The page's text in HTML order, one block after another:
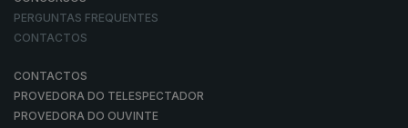
PERGUNTAS FREQUENTES
CONTACTOS
CONTACTOS
PROVEDORA DO TELESPECTADOR
PROVEDORA DO OUVINTE